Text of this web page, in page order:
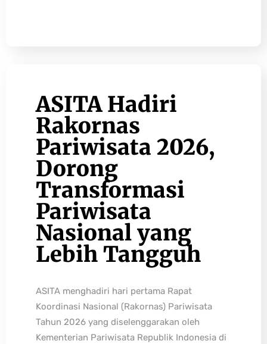
ASITA Hadiri
Rakornas
Pariwisata 2026,
Dorong
Transformasi
Pariwisata
Nasional yang
Lebih Tangguh
ASITA menghadiri hari pertama Rapat
Koordinasi Nasional (Rakornas) Pariwisata
Tahun 2026 yang diselenggarakan oleh
Kementerian Pariwisata Republik Indonesia di